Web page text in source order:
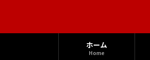
ホーム
Home